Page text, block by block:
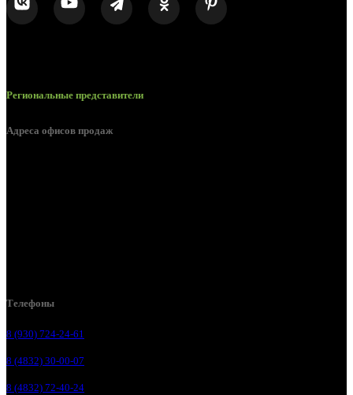
Региональные представители
Адреса офисов продаж
Телефоны
8 (930) 724-24-61
8 (4832) 30-00-07
8 (4832) 72-40-24